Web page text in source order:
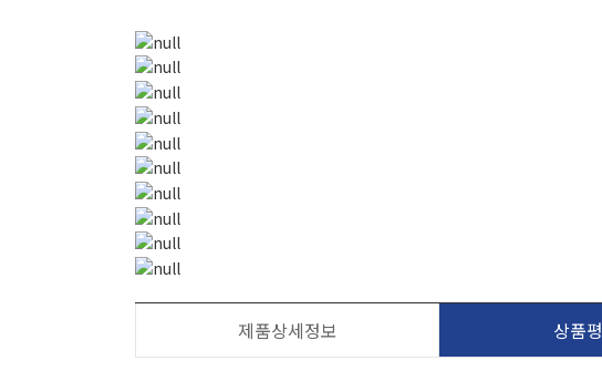
제품상세정보 상품평